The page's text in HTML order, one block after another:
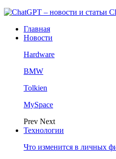
Главная
Новости
Hardware
BMW
Tolkien
MySpace
Prev Next
Технологии
Что изменится в личных